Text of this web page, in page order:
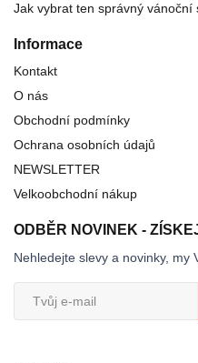
Jak vybrat ten správný vánoční
Informace
Kontakt
O nás
Obchodní podmínky
Ochrana osobních údajů
NEWSLETTER
Velkoobchodní nákup
ODBĚR NOVINEK -
Nehledejte slevy a novinky, my